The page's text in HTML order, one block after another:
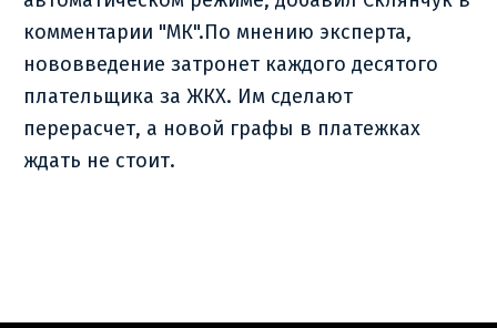
комментарии "МК".По мнению эксперта,
нововведение затронет каждого десятого
плательщика за ЖКХ. Им сделают
перерасчет, а новой графы в платежках
ждать не стоит.